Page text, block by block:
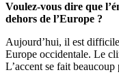
Voulez-vous dire que
dehors de l’Europe ?
Aujourd’hui, il est
Europe occidentale. Le
L’accent se fait